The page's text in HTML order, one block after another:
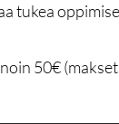
tukea
50€